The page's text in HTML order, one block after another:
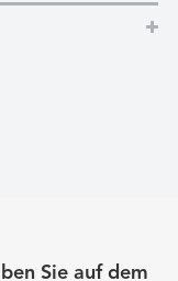
Sie auf dem